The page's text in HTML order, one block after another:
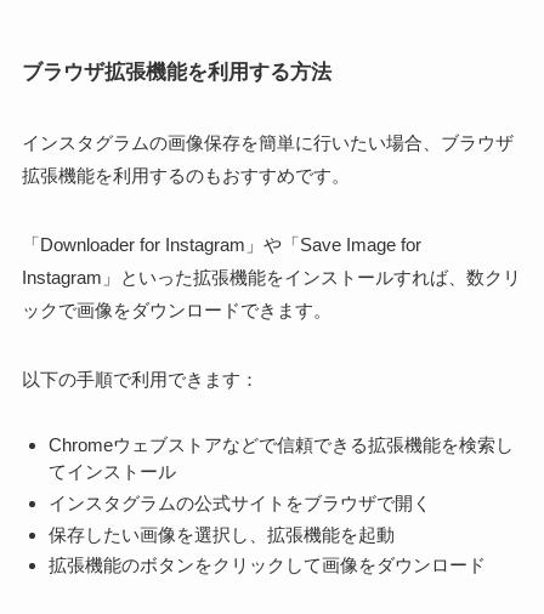
ブラウザ拡張機能を利用する方法
インスタグラムの画像保存を簡単に行いたい場合、ブラウザ
拡張機能を利用するのもおすすめです。
「Downloader for Instagram」や「Save Image for
Instagram」といった拡張機能をインストールすれば、数クリ
ックで画像をダウンロードできます。
以下の手順で利用できます：
Chromeウェブストアなどで信頼できる拡張機能を検索し
てインストール
インスタグラムの公式サイトをブラウザで開く
保存したい画像を選択し、拡張機能を起動
拡張機能のボタンをクリックして画像をダウンロード